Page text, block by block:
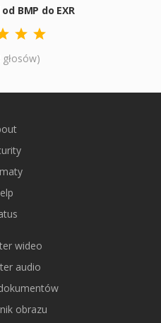
BMP do EXR
głosów)
wideo
audio
obrazu